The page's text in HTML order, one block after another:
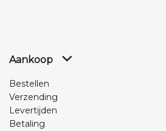
Aankoop
Bestellen
Verzending
Levertijden
Betaling